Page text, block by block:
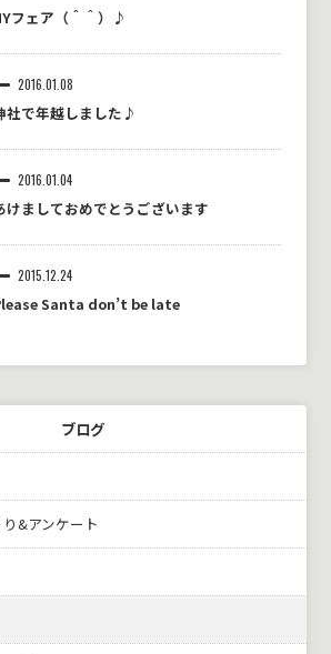
フェア（＾＾）♪
2016.01.08
社で年越しました♪
2016.01.04
けましておめでとうございます
2015.12.24
Santa don’t be late
ブログ
り&アンケート